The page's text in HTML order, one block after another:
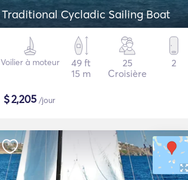
Traditional Cycladic Sailing Boat
Voilier à moteur
49 ft
15 m
25
Croisière
2
$2,205 /jour